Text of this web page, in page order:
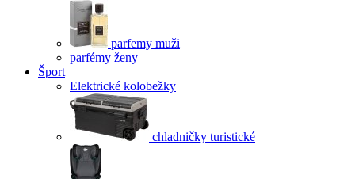
parfemy muži
parfémy ženy
Šport
Elektrické kolobežky
chladničky turistické